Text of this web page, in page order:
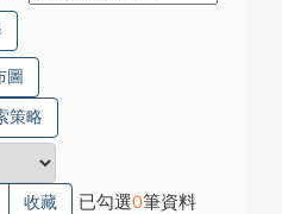
圖
策略
收藏 已勾選0筆資料